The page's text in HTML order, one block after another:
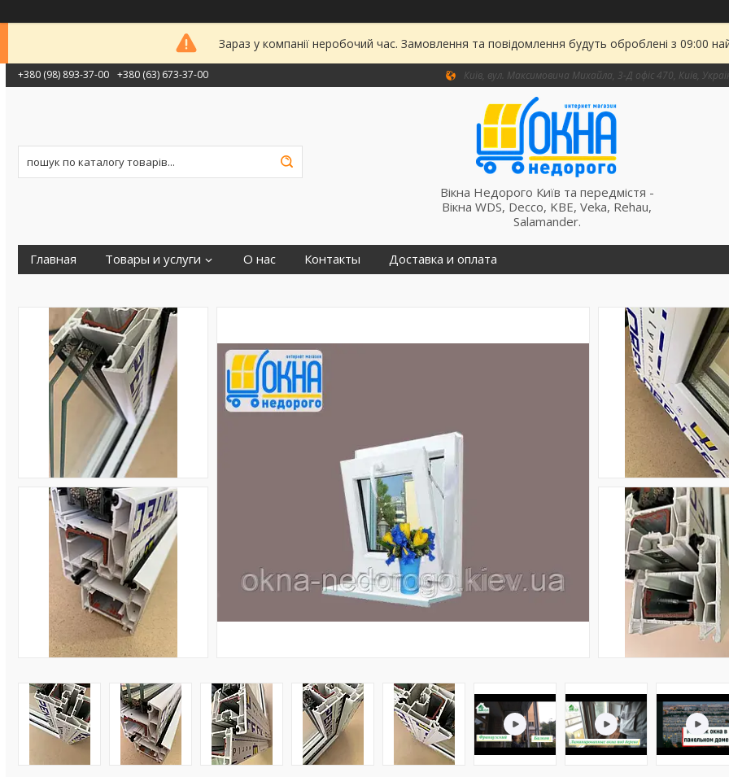
Зараз у компанії неробочий час. Замовлення та повідомлення будуть оброблені з 09:00
+380 (98) 893-37-00 +380 (63) 673-37-00 Київ, вул. Максимовича Михайла, 3-Д офіс 470, Київ,
Вікна Недорого Київ та передмістя -
Вікна WDS, Decco, KBE, Veka, Rehau,
Salamander.
Главная Товары и услуги О нас Контакты Доставка и оплата